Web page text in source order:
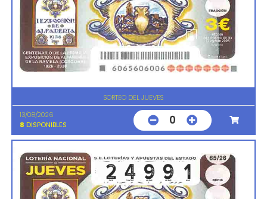
SORTEO DEL JUEVES
13/08/2026
8 DISPONIBLES 0